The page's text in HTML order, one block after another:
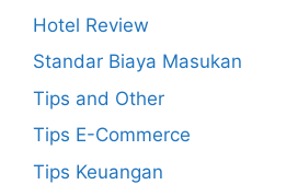
Hotel Review
Standar Biaya Masukan
Tips and Other
Tips E-Commerce
Tips Keuangan